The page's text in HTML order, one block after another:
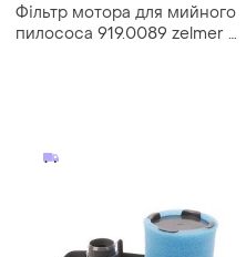
Фільтр мотора для мийного
пилососа 919.0089 zelmer \